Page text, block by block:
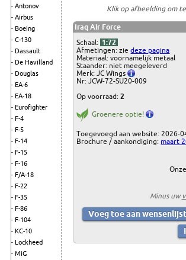
Antonov
Airbus
Boeing
C-130
Dassault
De Havilland
Douglas
EA-6
EA-18
Eurofighter
F-4
F-5
F-14
F-15
F-16
F/A-18
F-22
F-35
F-86
F-104
KC-10
Lockheed
MiG
Klik op afbeelding om
Iraq Air Force
Schaal: 1:72
Afmetingen: ziedeze pagina
Materiaal: voornamelijk metaal
Staander: niet meegeleverd
Merk: JC Wings
Nr: JCW-72-SU20-009
Op voorraad:2
Groenere optie!
Toegevoegd aan website: 2026-
Brochure / aankondiging: maart
Minus uw